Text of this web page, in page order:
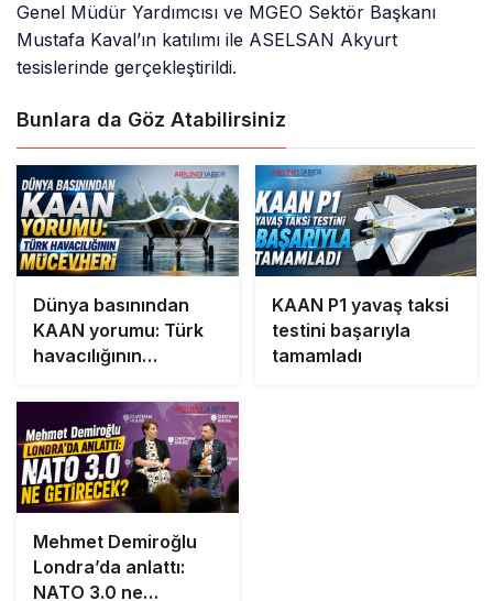
Genel Müdür Yardımcısı ve MGEO Sektör Başkanı
Mustafa Kaval’ın katılımı ile ASELSAN Akyurt
tesislerinde gerçekleştirildi.
Bunlara da Göz Atabilirsiniz
Dünya basınından
KAAN yorumu: Türk
havacılığının
KAAN P1 yavaş taksi
testini başarıyla
tamamladı
Mehmet Demiroğlu
Londra’da anlattı:
NATO 3.0 ne